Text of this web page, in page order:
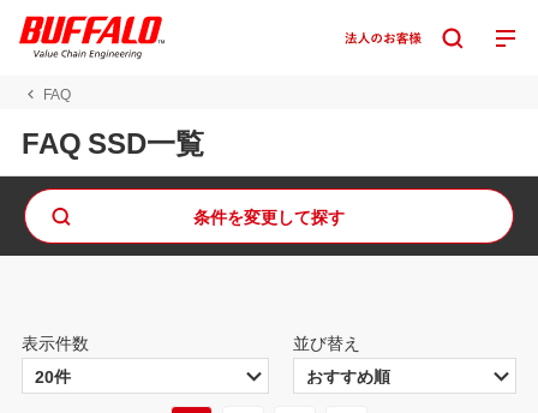
FAQ
FAQ SSD一覧
条件を変更して探す
表示件数 並び替え